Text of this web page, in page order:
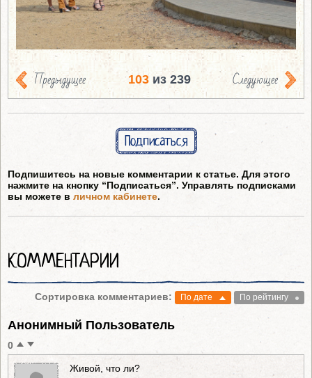
Предыдущее Следующее
103из 239
Подписаться
Подпишитесь на новые комментарии к статье. Для этого
нажмите на кнопку “Подписаться”. Управлять подписками
вы можете в личном кабинете.
КОММЕНТАРИИ
Сортировка комментариев: По дате По рейтингу
Анонимный Пользователь
0
Живой, что ли?